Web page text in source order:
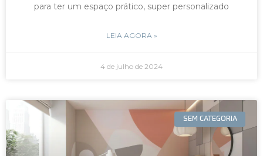
para ter um espaço prático, super personalizado
LEIA AGORA »
4 de julho de 2024
SEM CATEGORIA